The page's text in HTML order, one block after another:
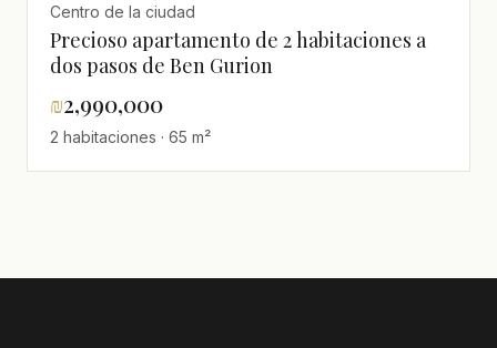
Centro de la ciudad
Precioso apartamento de 2 habitaciones a
dos pasos de Ben Gurion
₪2,990,000
2 habitaciones · 65 m²